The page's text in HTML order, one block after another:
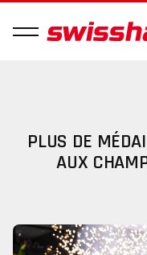
PLUS DE
AUX